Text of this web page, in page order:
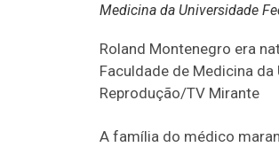
Medicina da Universidade
Roland Montenegro era
Faculdade de Medicina
Reprodução/TV Mirante
A família do médico